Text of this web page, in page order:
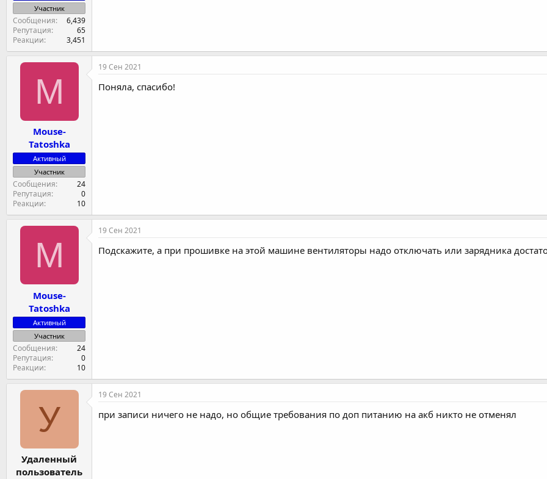
Участник
Сообщения
6,439
Репутация
65
Реакции
3,451
M
Mouse-
Tatoshka
Активный
Участник
Сообщения
24
Репутация
0
Реакции
10
19 Сен 2021
Поняла, спасибо!
M
Mouse-
Tatoshka
Активный
Участник
Сообщения
24
Репутация
0
Реакции
10
19 Сен 2021
Подскажите, а при прошивке на этой машине вентиляторы надо отключать или зарядника
У
Удаленный
пользователь
19 Сен 2021
при записи ничего не надо, но общие требования по доп питанию на акб никто не отменял